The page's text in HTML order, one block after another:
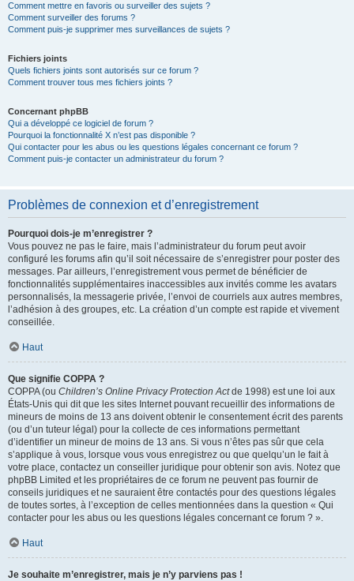
Comment mettre en favoris ou surveiller des sujets ?
Comment surveiller des forums ?
Comment puis-je supprimer mes surveillances de sujets ?
Fichiers joints
Quels fichiers joints sont autorisés sur ce forum ?
Comment trouver tous mes fichiers joints ?
Concernant phpBB
Qui a développé ce logiciel de forum ?
Pourquoi la fonctionnalité X n’est pas disponible ?
Qui contacter pour les abus ou les questions légales concernant ce forum ?
Comment puis-je contacter un administrateur du forum ?
Problèmes de connexion et d’enregistrement
Pourquoi dois-je m’enregistrer ?
Vous pouvez ne pas le faire, mais l’administrateur du forum peut avoir
configuré les forums afin qu’il soit nécessaire de s’enregistrer pour poster des
messages. Par ailleurs, l’enregistrement vous permet de bénéficier de
fonctionnalités supplémentaires inaccessibles aux invités comme les avatars
personnalisés, la messagerie privée, l’envoi de courriels aux autres membres,
l’adhésion à des groupes, etc. La création d’un compte est rapide et vivement
conseillée.
Haut
Que signifie COPPA ?
COPPA (ou Children’s Online Privacy Protection Actde 1998) est une loi aux
États-Unis qui dit que les sites Internet pouvant recueillir des informations de
mineurs de moins de 13 ans doivent obtenir le consentement écrit des parents
(ou d’un tuteur légal) pour la collecte de ces informations permettant
d’identifier un mineur de moins de 13 ans. Si vous n’êtes pas sûr que cela
s’applique à vous, lorsque vous vous enregistrez ou que quelqu’un le fait à
votre place, contactez un conseiller juridique pour obtenir son avis. Notez que
phpBB Limited et les propriétaires de ce forum ne peuvent pas fournir de
conseils juridiques et ne sauraient être contactés pour des questions légales
de toutes sortes, à l’exception de celles mentionnées dans la question « Qui
contacter pour les abus ou les questions légales concernant ce forum ? ».
Haut
Je souhaite m’enregistrer, mais je n’y parviens pas !